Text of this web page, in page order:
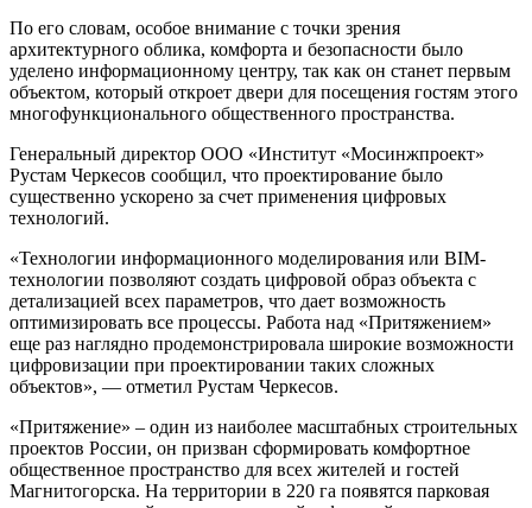
По его словам, особое внимание с точки зрения
архитектурного облика, комфорта и безопасности было
уделено информационному центру, так как он станет первым
объектом, который откроет двери для посещения гостям этого
многофункционального общественного пространства.
Генеральный директор ООО «Институт «Мосинжпроект»
Рустам Черкесов сообщил, что проектирование было
существенно ускорено за счет применения цифровых
технологий.
«Технологии информационного моделирования или BIM-
технологии позволяют создать цифровой образ объекта с
детализацией всех параметров, что дает возможность
оптимизировать все процессы. Работа над «Притяжением»
еще раз наглядно продемонстрировала широкие возможности
цифровизации при проектировании таких сложных
объектов», — отметил Рустам Черкесов.
«Притяжение» – один из наиболее масштабных строительных
проектов России, он призван сформировать комфортное
общественное пространство для всех жителей и гостей
Магнитогорска. На территории в 220 га появятся парковая